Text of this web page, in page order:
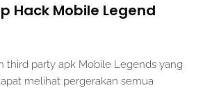
Hack Mobile Legend
third party apk Mobile Legends yang
melihat pergerakan semua